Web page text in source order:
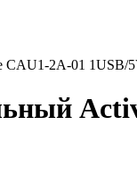
CAU1-2A-01 1USB/